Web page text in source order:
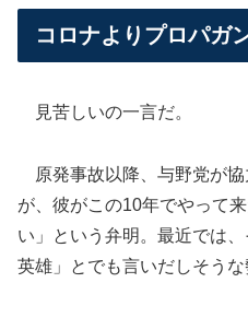
コロナよりプロパガ
見苦しいの一言だ。
原発事故以降、与野党が協
が、彼がこの10年でやって
い」という弁明。最近では
英雄」とでも言いだしそうな